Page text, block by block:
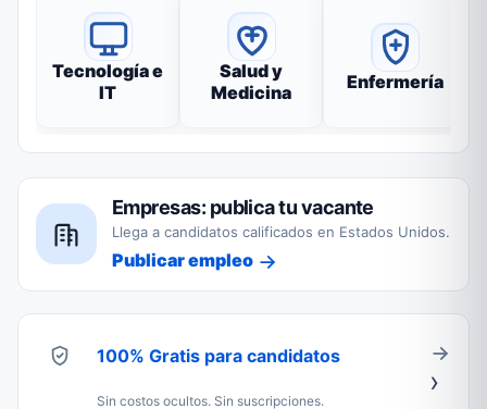
Tecnología e
IT
Salud y
Medicina
Enfermería
Empresas: publica tu vacante
Llega a candidatos calificados en Estados Unidos.
Publicar empleo
100% Gratis para candidatos
Sin costos ocultos. Sin suscripciones.